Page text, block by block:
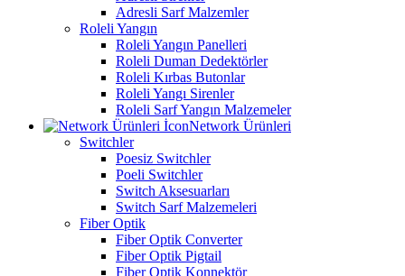
Adresli Sarf Malzemler
Roleli Yangın
Roleli Yangın Panelleri
Roleli Duman Dedektörler
Roleli Kırbas Butonlar
Roleli Yangı Sirenler
Roleli Sarf Yangın Malzemeler
Network Ürünleri
Switchler
Poesiz Switchler
Poeli Switchler
Switch Aksesuarları
Switch Sarf Malzemeleri
Fiber Optik
Fiber Optik Converter
Fiber Optik Pigtail
Fiber Optik Konnektör